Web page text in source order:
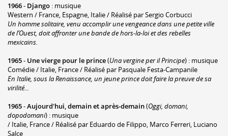
1966- Django : musique
Western / France, Espagne, Italie / Réalisé par Sergio Corbucci
Un homme solitaire, venu accomplir une vengeance dans une petite ville
de l’Ouest, doit affronter une bande de hors-la-loi et des rebelles
mexicains.
1965- Une vierge pour le prince(Una vergine per il Principe) : musique
Comédie / Italie, France / Réalisé par Pasquale Festa-Campanile
En Italie, sous la Renaissance, un jeune prince doit faire la preuve de sa
virilité...
1965-Aujourd'hui, demain et après-demain(Oggi, domani,
dopodomani) : musique
/ Italie, France / Réalisé par Eduardo de Filippo, Marco Ferreri, Luciano
Salce